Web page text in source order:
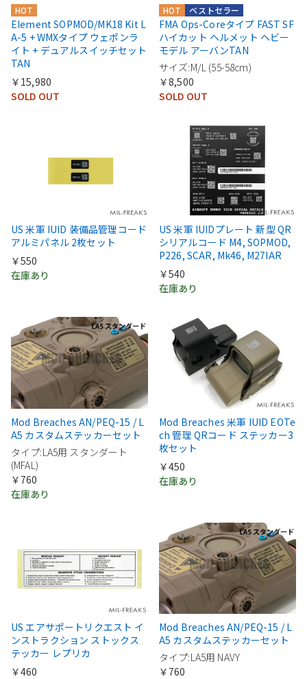
HOT
Element SOPMOD/MK18 Kit L
A-5 + WMXタイプ ウェポンラ
イト + デュアルスイッチセット
TAN
￥15,980
SOLD OUT
ベストセラー
HOT
FMA Ops-Coreタイプ FAST SF
ハイカット ヘルメット ヘビー
モデル アーバンTAN
サイズ:M/L (55-58cm)
￥8,500
SOLD OUT
US 米軍 IUID 装備品管理コード
アルミパネル 2枚セット
￥550
在庫あり
US 米軍 IUIDプレート 新型 QR
シリアルコード M4, SOPMOD,
P226, SCAR, Mk46, M27IAR
￥540
在庫あり
Mod Breaches AN/PEQ-15 / L
A5 カスタムステッカーセット
タイプ:LA5用 スタンダート
(MFAL)
￥760
在庫あり
Mod Breaches 米軍 IUID EOTe
ch 管理 QRコード ステッカー3
枚セット
￥450
在庫あり
US エアサポートリクエスト イ
ンストラクション ストックス
テッカー レプリカ
￥460
Mod Breaches AN/PEQ-15 / L
A5 カスタムステッカーセット
タイプ:LA5用 NAVY
￥760